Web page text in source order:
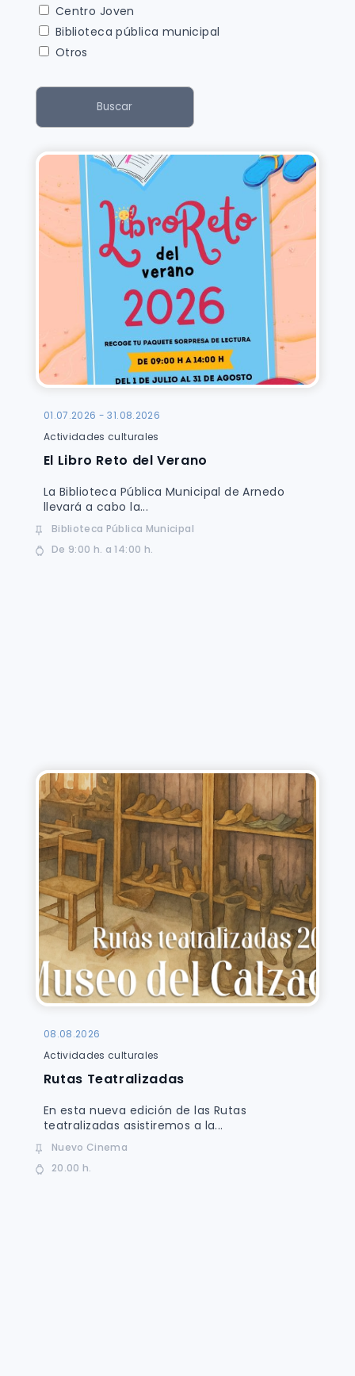
Centro Joven
Biblioteca pública municipal
Otros
Buscar
01.07.2026 - 31.08.2026
Actividades culturales
El Libro Reto del Verano
La Biblioteca Pública Municipal de Arnedo
llevará a cabo la...
Biblioteca Pública Municipal
De 9:00 h. a 14:00 h.
08.08.2026
Actividades culturales
Rutas Teatralizadas
En esta nueva edición de las Rutas
teatralizadas asistiremos a la...
Nuevo Cinema
20.00 h.